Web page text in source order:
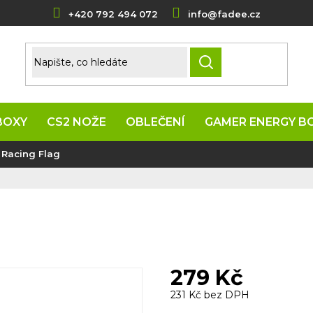
+420 792 494 072 info@fadee.cz
HLEDAT
CS2 NOŽE OBLEČENÍ GAMER ENERGY
Flag
279 Kč
231 Kč bez DPH